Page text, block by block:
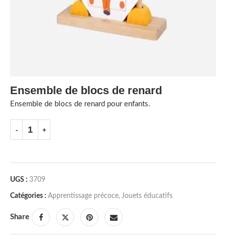
Ensemble de blocs de renard
Ensemble de blocs de renard pour enfants.
UGS : 3709
Catégories : Apprentissage précoce, Jouets éducatifs
Share